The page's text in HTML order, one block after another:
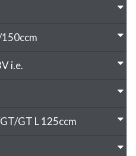
150ccm
i.e.
GT L 125ccm